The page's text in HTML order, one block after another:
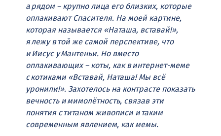
а рядом – крупно лица его близких, которые
оплакивают Спасителя. На моей картине,
которая называется «Наташа, вставай!»,
я лежу в той же самой перспективе, что
и Иисус у Мантеньи. Но вместо
оплакивающих – коты, как в интернет-меме
с котиками «Вставай, Наташа! Мы всё
уронили!». Захотелось на контрасте показать
вечность и мимолётность, связав эти
понятия с титаном живописи и таким
современным явлением, как мемы.